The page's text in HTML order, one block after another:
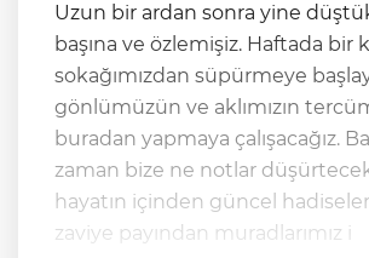
Uzun bir ardan sonra yine
başına ve özlemişiz. Haftada bir kendi
sokağımızdan süpürmeye
gönlümüzün ve aklımızın
buradan yapmaya çalışacağız.
zaman bize ne notlar
hayatın içinden güncel
zaviye payından muradlarımız i